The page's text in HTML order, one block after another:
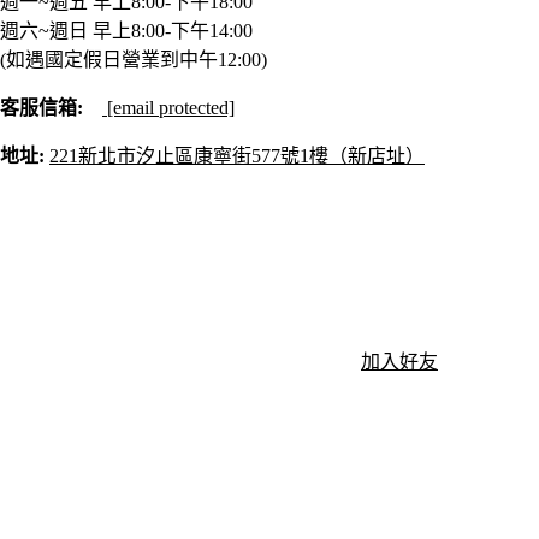
週六~週日 早上8:00-下午14:00
(如遇國定假日營業到中午12:00)
客服信箱: [email protected]
地址: 221新北市汐止區康寧街577號1樓（新店址）
加入好友